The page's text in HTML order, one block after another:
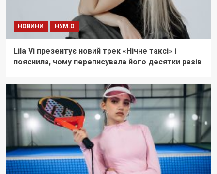
НОВИНИ НУМ.О
Lila Vi презентує новий трек «Нічне таксі» і
пояснила, чому переписувала його десятки разів